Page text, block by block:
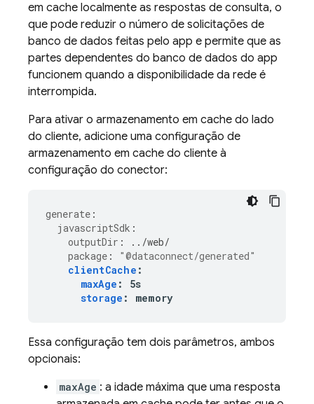
em cache localmente as respostas de consulta, o
que pode reduzir o número de solicitações de
banco de dados feitas pelo app e permite que as
partes dependentes do banco de dados do app
funcionem quando a disponibilidade da rede é
interrompida.
Para ativar o armazenamento em cache do lado
do cliente, adicione uma configuração de
armazenamento em cache do cliente à
configuração do conector:
generate :
javascriptSdk :
outputDir :
../web/
package :
"@dataconnect/generated"
clientCache :
maxAge :
5s
storage : memory
Essa configuração tem dois parâmetros, ambos
opcionais:
maxAge : a idade máxima que uma resposta